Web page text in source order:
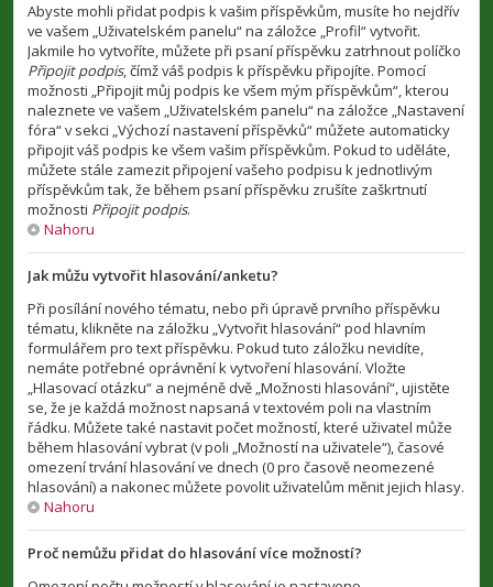
Abyste mohli přidat podpis k vašim příspěvkům, musíte ho nejdřív
ve vašem „Uživatelském panelu“ na záložce „Profil“ vytvořit.
Jakmile ho vytvoříte, můžete při psaní příspěvku zatrhnout políčko
Připojit podpis, čímž váš podpis k příspěvku připojíte. Pomocí
možnosti „Připojit můj podpis ke všem mým příspěvkům“, kterou
naleznete ve vašem „Uživatelském panelu“ na záložce „Nastavení
fóra“ v sekci „Výchozí nastavení příspěvků“ můžete automaticky
připojit váš podpis ke všem vašim příspěvkům. Pokud to uděláte,
můžete stále zamezit připojení vašeho podpisu k jednotlivým
příspěvkům tak, že během psaní příspěvku zrušíte zaškrtnutí
možnosti Připojit podpis.
Nahoru
Jak můžu vytvořit hlasování/anketu?
Při posílání nového tématu, nebo při úpravě prvního příspěvku
tématu, klikněte na záložku „Vytvořit hlasování“ pod hlavním
formulářem pro text příspěvku. Pokud tuto záložku nevidíte,
nemáte potřebné oprávnění k vytvoření hlasování. Vložte
„Hlasovací otázku“ a nejméně dvě „Možnosti hlasování“, ujistěte
se, že je každá možnost napsaná v textovém poli na vlastním
řádku. Můžete také nastavit počet možností, které uživatel může
během hlasování vybrat (v poli „Možností na uživatele“), časové
omezení trvání hlasování ve dnech (0 pro časově neomezené
hlasování) a nakonec můžete povolit uživatelům měnit jejich hlasy.
Nahoru
Proč nemůžu přidat do hlasování více možností?